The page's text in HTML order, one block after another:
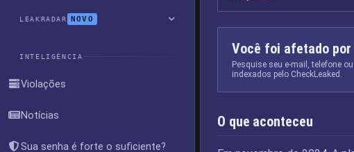
LEAKRADAR NOVO
INTELIGÊNCIA
Violações
Notícias
Sua senha é forte o suficiente?
Você foi afetado
Pesquise seu e-mail, telefone
indexados pelo CheckLeaked.
O que aconteceu